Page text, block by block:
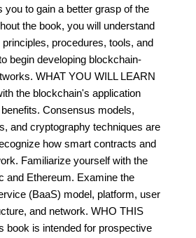
you to gain a better grasp of the
the book, you will understand
procedures, tools, and
begin developing blockchain-
WHAT YOU WILL LEARN
the blockchain's application
Consensus models,
and cryptography techniques are
how smart contracts and
Familiarize yourself with the
and Ethereum. Examine the
(BaaS) model, platform, user
and network. WHO THIS
book is intended for prospective